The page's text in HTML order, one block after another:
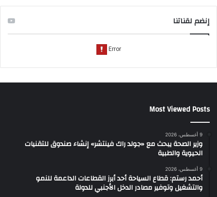
إنضم لقناتنا
Most Viewed Posts
9 أغسطس، 2026
وزير الصحة يبحث مع «جولد راك فينتشر» إنشاء صندوق للتقنيات
الحيوية والطبية
9 أغسطس، 2026
أحمد رستم: قطاع السياحة أحد أبرز القطاعات الداعمة للنمو
والتشغيل وتوفير مصادر الدخل الأجنبي للدولة